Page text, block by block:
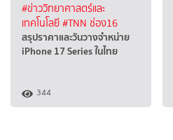
#ข่าววิทยาศาสตร์และ
เทคโนโลยี#TNN ช่อง16
สรุปราคาและวันวางจำหน่าย
iPhone 17 Series ในไทย
344